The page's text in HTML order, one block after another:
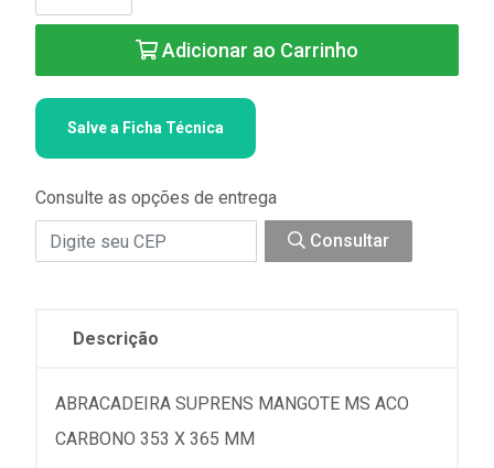
Adicionar ao Carrinho
Salve a Ficha Técnica
Consulte as opções de entrega
Consultar
Descrição
ABRACADEIRA SUPRENS MANGOTE MS ACO
CARBONO 353 X 365 MM